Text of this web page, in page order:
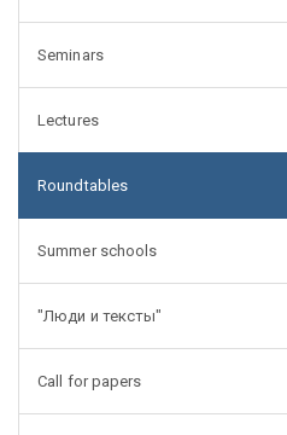
Seminars
Lectures
Roundtables
Summer schools
"Люди и тексты"
Call for papers